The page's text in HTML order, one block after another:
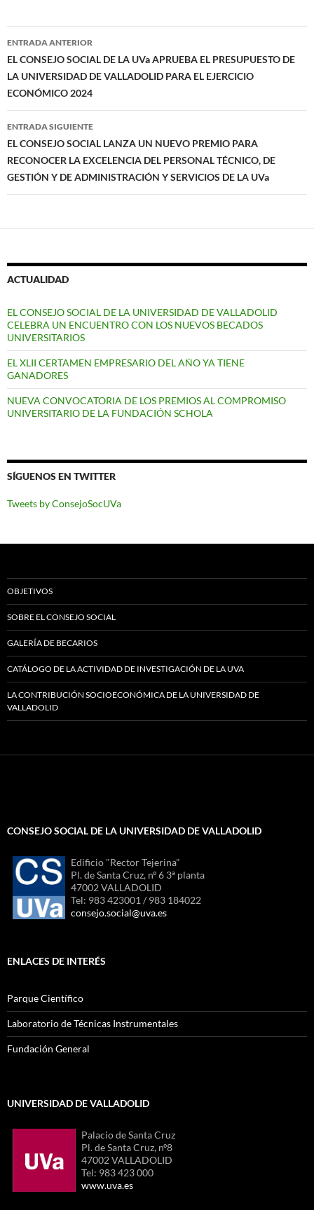
Navegación
de
entradas
ENTRADA ANTERIOR
EL CONSEJO SOCIAL DE LA UVa APRUEBA EL PRESUPUESTO DE
LA UNIVERSIDAD DE VALLADOLID PARA EL EJERCICIO
ECONÓMICO 2024
ENTRADA SIGUIENTE
EL CONSEJO SOCIAL LANZA UN NUEVO PREMIO PARA
RECONOCER LA EXCELENCIA DEL PERSONAL TÉCNICO, DE
GESTIÓN Y DE ADMINISTRACIÓN Y SERVICIOS DE LA UVa
ACTUALIDAD
EL CONSEJO SOCIAL DE LA UNIVERSIDAD DE VALLADOLID
CELEBRA UN ENCUENTRO CON LOS NUEVOS BECADOS
UNIVERSITARIOS
EL XLII CERTAMEN EMPRESARIO DEL AÑO YA TIENE
GANADORES
NUEVA CONVOCATORIA DE LOS PREMIOS AL COMPROMISO
UNIVERSITARIO DE LA FUNDACIÓN SCHOLA
SÍGUENOS EN TWITTER
Tweets by ConsejoSocUVa
OBJETIVOS
SOBRE EL CONSEJO SOCIAL
GALERÍA DE BECARIOS
CATÁLOGO DE LA ACTIVIDAD DE INVESTIGACIÓN DE LA UVA
LA CONTRIBUCIÓN SOCIOECONÓMICA DE LA UNIVERSIDAD DE
VALLADOLID
CONSEJO SOCIAL DE LA UNIVERSIDAD DE VALLADOLID
Edificio "Rector Tejerina"
Pl. de Santa Cruz, nº 6 3ª planta
47002 VALLADOLID
Tel: 983 423001 / 983 184022
consejo.social@uva.es
ENLACES DE INTERÉS
Parque Científico
Laboratorio de Técnicas Instrumentales
Fundación General
UNIVERSIDAD DE VALLADOLID
Palacio de Santa Cruz
Pl. de Santa Cruz, nº8
47002 VALLADOLID
Tel: 983 423 000
www.uva.es